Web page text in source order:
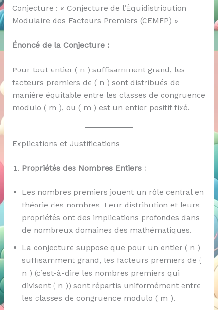
Conjecture : « Conjecture de l’Équidistribution
Modulaire des Facteurs Premiers (CEMFP) »
Énoncé de la Conjecture :
Pour tout entier ( n ) suffisamment grand, les
facteurs premiers de ( n ) sont distribués de
manière équitable entre les classes de congruence
modulo ( m ), où ( m ) est un entier positif fixé.
Explications et Justifications
Propriétés des Nombres Entiers :
Les nombres premiers jouent un rôle central en
théorie des nombres. Leur distribution et leurs
propriétés ont des implications profondes dans
de nombreux domaines des mathématiques.
La conjecture suppose que pour un entier ( n )
suffisamment grand, les facteurs premiers de (
n ) (c’est-à-dire les nombres premiers qui
divisent ( n )) sont répartis uniformément entre
les classes de congruence modulo ( m ).